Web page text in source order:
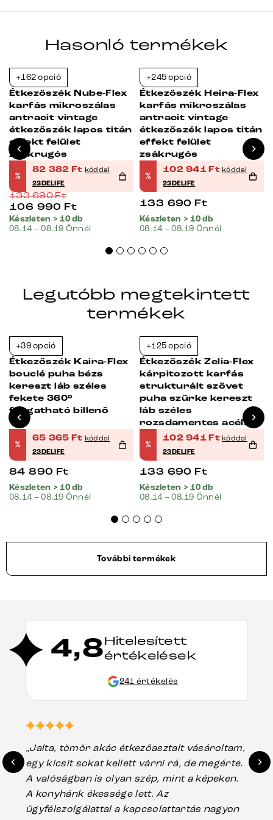
Hasonló termékek
+162 opció
Étkezőszék Nube-Flex
karfás mikroszálas
antracit vintage
étkezőszék lapos titán
effekt felület
zsákrugós
%
82 382 Ft kóddal
23DELIFE
133 690Ft
106 990 Ft
Készleten > 10 db
08.14 – 08.19 Önnél
+245 opció
Étkezőszék Heira-Flex
karfás mikroszálas
antracit vintage
étkezőszék lapos titán
effekt felület
zsákrugós
%
102 941Ft kóddal
23DELIFE
133 690 Ft
Készleten > 10 db
08.14 – 08.19 Önnél
Legutóbb megtekintett
termékek
+39 opció
Étkezőszék Kaira-Flex
bouclé puha bézs
kereszt láb széles
fekete 360°
forgatható billenő
%
65 365 Ft kóddal
23DELIFE
84 890 Ft
Készleten > 10 db
08.14 – 08.19 Önnél
+125 opció
Étkezőszék Zelia-Flex
kárpitozott karfás
strukturált szövet
puha szürke kereszt
láb széles
rozsdamentes acél
360° forgatható
billenő zsákrugós
matrac
%
102 941Ft kóddal
23DELIFE
133 690 Ft
Készleten > 10 db
08.14 – 08.19 Önnél
További termékek
4,8Hitelesített
értékelések
241 értékelés
„Jalta, tömör akác étkezőasztalt vásároltam,
egy kicsit sokat kellett várni rá, de megérte.
A valóságban is olyan szép, mint a képeken.
A konyhánk ékessége lett. Az
ügyfélszolgálattal a kapcsolattartás nagyon